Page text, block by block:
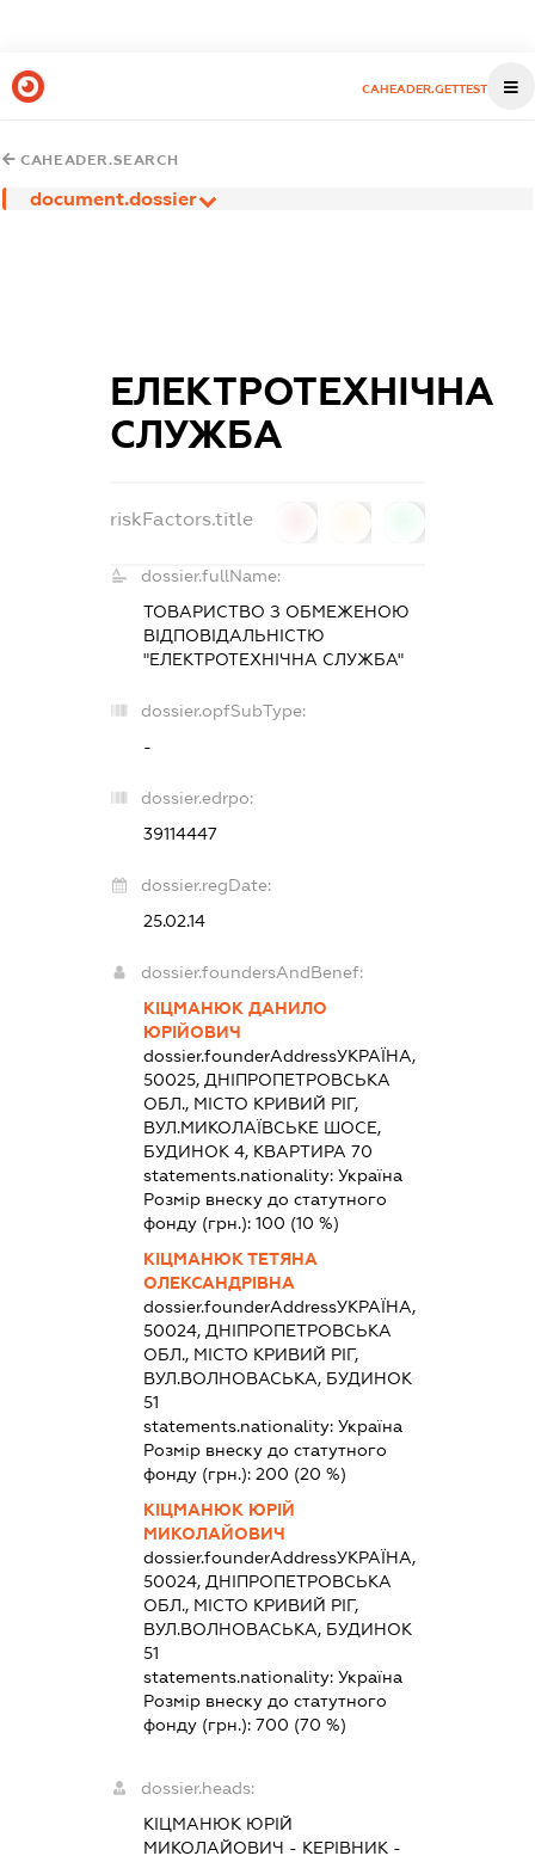
CAHEADER.GETTEST
CAHEADER.SEARCH
document.dossier
ЕЛЕКТРОТЕХНІЧНА
СЛУЖБА
riskFactors.title
dossier.fullName:
ТОВАРИСТВО З ОБМЕЖЕНОЮ
ВІДПОВІДАЛЬНІСТЮ
"ЕЛЕКТРОТЕХНІЧНА СЛУЖБА"
dossier.opfSubType:
-
dossier.edrpo:
39114447
dossier.regDate:
25.02.14
dossier.foundersAndBenef:
КІЦМАНЮК ДАНИЛО
ЮРІЙОВИЧ
dossier.founderAddressУКРАЇНА,
50025, ДНІПРОПЕТРОВСЬКА
ОБЛ., МІСТО КРИВИЙ РІГ,
ВУЛ.МИКОЛАЇВСЬКЕ ШОСЕ,
БУДИНОК 4, КВАРТИРА 70
statements.nationality:Україна
Розмір внеску до статутного
фонду (грн.):100 (10 %)
КІЦМАНЮК ТЕТЯНА
ОЛЕКСАНДРІВНА
dossier.founderAddressУКРАЇНА,
50024, ДНІПРОПЕТРОВСЬКА
ОБЛ., МІСТО КРИВИЙ РІГ,
ВУЛ.ВОЛНОВАСЬКА, БУДИНОК
51
statements.nationality:Україна
Розмір внеску до статутного
фонду (грн.):200 (20 %)
КІЦМАНЮК ЮРІЙ
МИКОЛАЙОВИЧ
dossier.founderAddressУКРАЇНА,
50024, ДНІПРОПЕТРОВСЬКА
ОБЛ., МІСТО КРИВИЙ РІГ,
ВУЛ.ВОЛНОВАСЬКА, БУДИНОК
51
statements.nationality:Україна
Розмір внеску до статутного
фонду (грн.):700 (70 %)
dossier.heads:
КІЦМАНЮК ЮРІЙ
МИКОЛАЙОВИЧ - КЕРІВНИК -